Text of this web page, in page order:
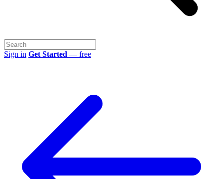
Sign in Get Started — free